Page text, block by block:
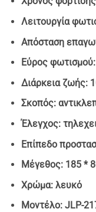
Λειτουργία
Απόσταση
Εύρος
Διάρκεια ζωής:
Σκοπός:
Έλεγχος:
Επίπεδο
Μέγεθος: 185 *
Χρώμα: λευκό
Μοντέλο: JLP-